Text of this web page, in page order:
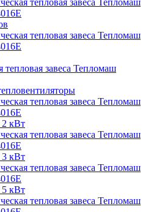
кВт
кВт
кВт